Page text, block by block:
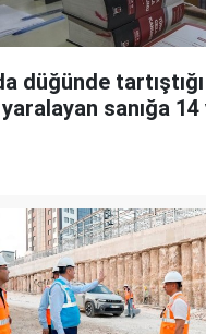
düğünde
sanığa 14